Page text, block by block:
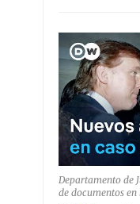
Departamento de
de documentos